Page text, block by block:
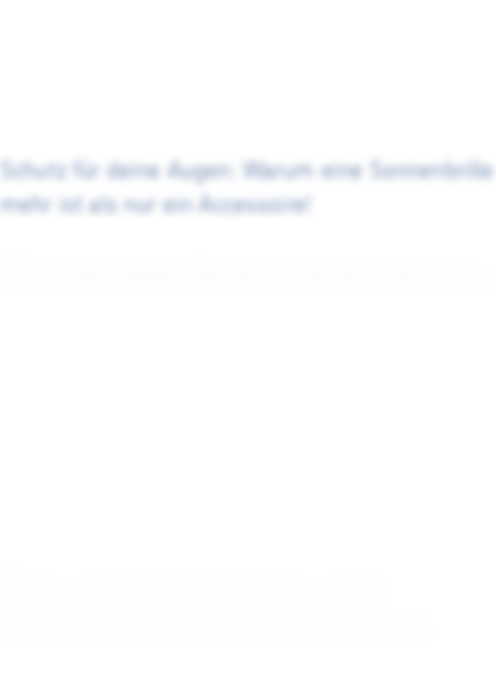
Schutz für deine Augen: Warum eine Sonnenbrille
mehr ist als nur ein Accessoire!